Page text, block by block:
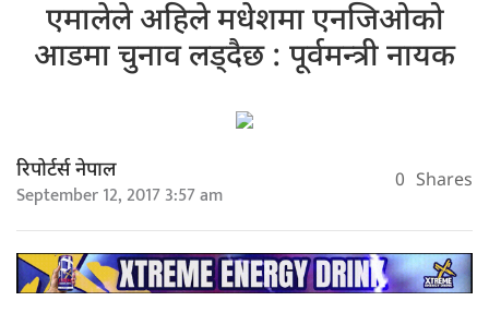
एमालेले अहिले मधेशमा एनजिओको
आडमा चुनाव लड्दैछ : पूर्वमन्त्री नायक
रिपोर्टर्स नेपाल
September 12, 2017 3:57 am 0 Shares